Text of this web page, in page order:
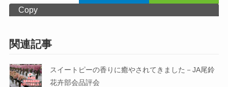
Copy
関連記事
スイートピーの香りに癒やされてきました－JA尾鈴
花卉部会品評会